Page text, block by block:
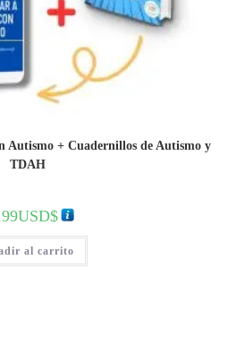
Autismo + Cuadernillos de Autismo y
TDAH
USD$
al carrito